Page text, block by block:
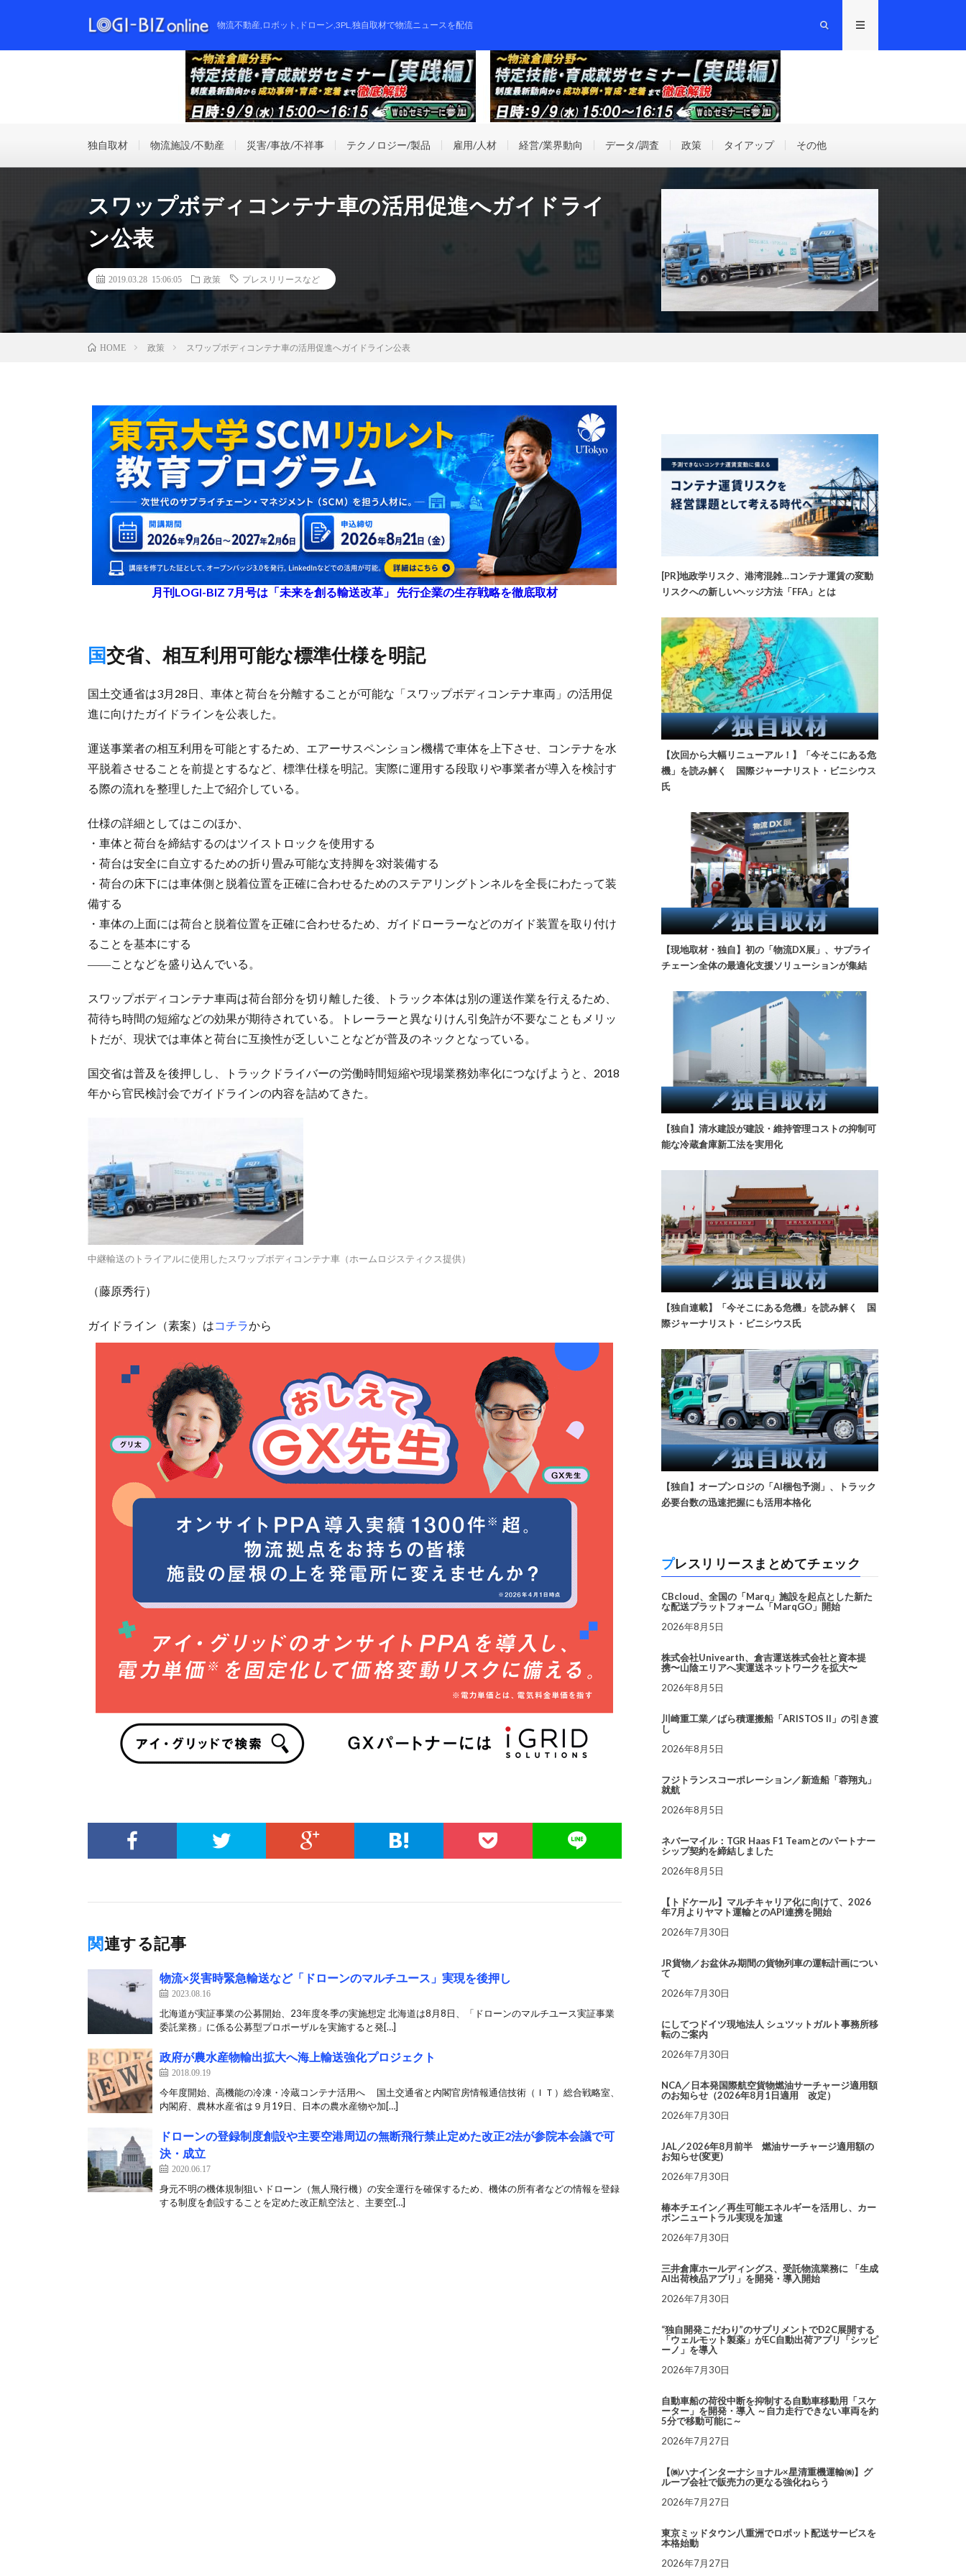
物流不動産,ロボット,ドローン,3PL,独自取材で物流ニュースを配信
独自取材 物流施設/不動産 災害/事故/不祥事 テクノロジー/製品 雇用/人材 経営/業界動向 データ/調査 政策 タイアップ その他
スワップボディコンテナ車の活用促進へガイドライ
ン公表
2019.03.28 15:06:05 政策 プレスリリースなど
HOME 政策 スワップボディコンテナ車の活用促進へガイドライン公表
月刊LOGI-BIZ 7月号は「未来を創る輸送改革」 先行企業の生存戦略を徹底取材
国交省、相互利用可能な標準仕様を明記
国土交通省は3月28日、車体と荷台を分離することが可能な「スワップボディコンテナ車両」の活用促
進に向けたガイドラインを公表した。
運送事業者の相互利用を可能とするため、エアーサスペンション機構で車体を上下させ、コンテナを水
平脱着させることを前提とするなど、標準仕様を明記。実際に運用する段取りや事業者が導入を検討す
る際の流れを整理した上で紹介している。
仕様の詳細としてはこのほか、
・車体と荷台を締結するのはツイストロックを使用する
・荷台は安全に自立するための折り畳み可能な支持脚を3対装備する
・荷台の床下には車体側と脱着位置を正確に合わせるためのステアリングトンネルを全長にわたって装
備する
・車体の上面には荷台と脱着位置を正確に合わせるため、ガイドローラーなどのガイド装置を取り付け
ることを基本にする
――ことなどを盛り込んでいる。
スワップボディコンテナ車両は荷台部分を切り離した後、トラック本体は別の運送作業を行えるため、
荷待ち時間の短縮などの効果が期待されている。トレーラーと異なりけん引免許が不要なこともメリッ
トだが、現状では車体と荷台に互換性が乏しいことなどが普及のネックとなっている。
国交省は普及を後押しし、トラックドライバーの労働時間短縮や現場業務効率化につなげようと、2018
年から官民検討会でガイドラインの内容を詰めてきた。
中継輸送のトライアルに使用したスワップボディコンテナ車（ホームロジスティクス提供）
（藤原秀行）
ガイドライン（素案）はコチラから
関連する記事
物流×災害時緊急輸送など「ドローンのマルチユース」実現を後押し
2023.08.16
北海道が実証事業の公募開始、23年度冬季の実施想定 北海道は8月8日、「ドローンのマルチユース実証事業
委託業務」に係る公募型プロポーザルを実施すると発[…]
政府が農水産物輸出拡大へ海上輸送強化プロジェクト
2018.09.19
今年度開始、高機能の冷凍・冷蔵コンテナ活用へ 国土交通省と内閣官房情報通信技術（ＩＴ）総合戦略室、
内閣府、農林水産省は９月19日、日本の農水産物や加[…]
ドローンの登録制度創設や主要空港周辺の無断飛行禁止定めた改正2法が参院本会議で可
決・成立
2020.06.17
身元不明の機体規制狙い ドローン（無人飛行機）の安全運行を確保するため、機体の所有者などの情報を登録
する制度を創設することを定めた改正航空法と、主要空[…]
[PR]地政学リスク、港湾混雑…コンテナ運賃の変動
リスクへの新しいヘッジ方法「FFA」とは
【次回から大幅リニューアル！】「今そこにある危
機」を読み解く 国際ジャーナリスト・ビニシウス
氏
【現地取材・独自】初の「物流DX展」、サプライ
チェーン全体の最適化支援ソリューションが集結
【独自】清水建設が建設・維持管理コストの抑制可
能な冷蔵倉庫新工法を実用化
【独自連載】「今そこにある危機」を読み解く 国
際ジャーナリスト・ビニシウス氏
【独自】オープンロジの「AI梱包予測」、トラック
必要台数の迅速把握にも活用本格化
プレスリリースまとめてチェック
CBcloud、全国の「Marq」施設を起点とした新た
な配送プラットフォーム「MarqGO」開始
2026年8月5日
株式会社Univearth、倉吉運送株式会社と資本提
携〜山陰エリアへ実運送ネットワークを拡大〜
2026年8月5日
川崎重工業／ばら積運搬船「ARISTOS II」の引き渡
し
2026年8月5日
フジトランスコーポレーション／新造船「蓉翔丸」
就航
2026年8月5日
ネバーマイル：TGR Haas F1 Teamとのパートナー
シップ契約を締結しました
2026年8月5日
【トドケール】マルチキャリア化に向けて、2026
年7月よりヤマト運輸とのAPI連携を開始
2026年7月30日
JR貨物／お盆休み期間の貨物列車の運転計画につい
て
2026年7月30日
にしてつドイツ現地法人 シュツットガルト事務所移
転のご案内
2026年7月30日
NCA／日本発国際航空貨物燃油サーチャージ適用額
のお知らせ（2026年8月1日適用 改定）
2026年7月30日
JAL／2026年8月前半 燃油サーチャージ適用額の
お知らせ(変更)
2026年7月30日
椿本チエイン／再生可能エネルギーを活用し、カー
ボンニュートラル実現を加速
2026年7月30日
三井倉庫ホールディングス、受託物流業務に 「生成
AI出荷検品アプリ」を開発・導入開始
2026年7月30日
“独自開発こだわり”のサプリメントでD2C展開する
「ウェルモット製薬」がEC自動出荷アプリ「シッピ
ーノ」を導入
2026年7月30日
自動車船の荷役中断を抑制する自動車移動用「スケ
ーター」を開発・導入 ～自力走行できない車両を約
5分で移動可能に～
2026年7月27日
【㈱ハナインターナショナル×星清重機運輸㈱】グ
ループ会社で販売力の更なる強化ねらう
2026年7月27日
東京ミッドタウン八重洲でロボット配送サービスを
本格始動
2026年7月27日